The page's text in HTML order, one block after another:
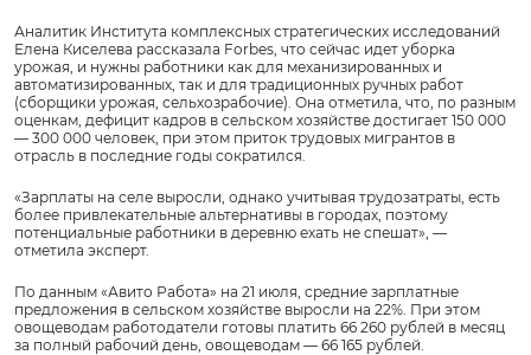
Аналитик Института комплексных стратегических исследований
Елена Киселева рассказала Forbes, что сейчас идет уборка
урожая, и нужны работники как для механизированных и
автоматизированных, так и для традиционных ручных работ
(сборщики урожая, сельхозрабочие). Она отметила, что, по разным
оценкам, дефицит кадров в сельском хозяйстве достигает 150 000
— 300 000 человек, при этом приток трудовых мигрантов в
отрасль в последние годы сократился.
«Зарплаты на селе выросли, однако учитывая трудозатраты, есть
более привлекательные альтернативы в городах, поэтому
потенциальные работники в деревню ехать не спешат», —
отметила эксперт.
По данным «Авито Работа» на 21 июля, средние зарплатные
предложения в сельском хозяйстве выросли на 22%. При этом
овощеводам работодатели готовы платить 66 260 рублей в месяц
за полный рабочий день, овощеводам — 66 165 рублей.